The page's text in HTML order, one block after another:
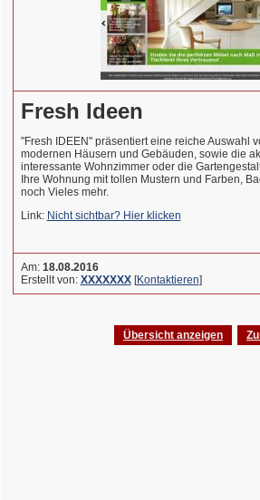
Fresh Ideen
"Fresh IDEEN" präsentiert eine reiche Auswahl
modernen Häusern und Gebäuden, sowie die
interessante Wohnzimmer oder die
Ihre Wohnung mit tollen Mustern und Farben,
noch Vieles mehr.
Link: Nicht sichtbar? Hier klicken
Am: 18.08.2016
Erstellt von: XXXXXXX[Kontaktieren]
Übersicht anzeigen